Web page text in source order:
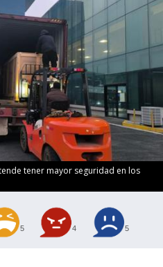
tener mayor seguridad en los
5 4 5